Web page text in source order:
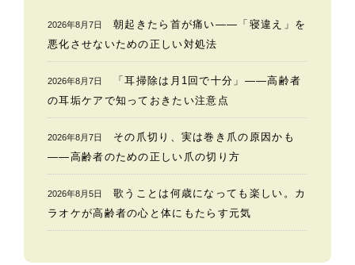
2026年8月7日
朝起きたら首が痛い——「寝違え」を
悪化させないための正しい対処法
2026年8月7日
「耳掃除は月1回で十分」——高齢者
の耳垢ケアで知っておきたい注意点
2026年8月7日
その爪切り、実は巻き爪の原因かも
——高齢者のための正しい爪の切り方
2026年8月5日
歌うことは何歳になっても楽しい。カ
ラオケが高齢者の心と体にもたらす元気